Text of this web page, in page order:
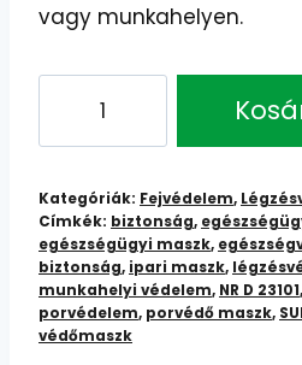
vagy munkahelyen.
NR
D
23101
Védőmaszk:
Légzésvédelem
Munkahelyen
és
Kategóriák: Fejvédelem,
Címkék: biztonság,
egészségügyi maszk,
biztonság, ipari maszk,
munkahelyi védelem, NR D 23101,
porvédelem, porvédő maszk,
védőmaszk